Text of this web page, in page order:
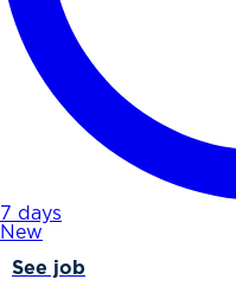
7 days
New
See job